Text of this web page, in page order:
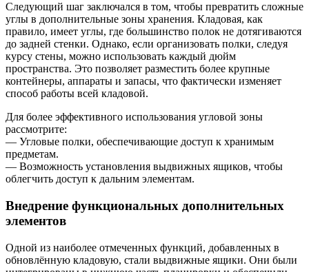
Следующий шаг заключался в том, чтобы превратить сложные
углы в дополнительные зоны хранения. Кладовая, как
правило, имеет углы, где большинство полок не дотягиваются
до задней стенки. Однако, если организовать полки, следуя
курсу стены, можно использовать каждый дюйм
пространства. Это позволяет разместить более крупные
контейнеры, аппараты и запасы, что фактически изменяет
способ работы всей кладовой.
Для более эффективного использования угловой зоны
рассмотрите:
— Угловые полки, обеспечивающие доступ к хранимым
предметам.
— Возможность установления выдвижных ящиков, чтобы
облегчить доступ к дальним элементам.
Внедрение функциональных дополнительных
элементов
Одной из наиболее отмеченных функций, добавленных в
обновлённую кладовую, стали выдвижные ящики. Они были